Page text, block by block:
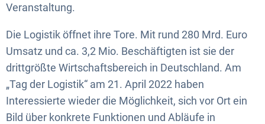
Veranstaltung.
Die Logistik öffnet ihre Tore. Mit rund 280 Mrd. Euro
Umsatz und ca. 3,2 Mio. Beschäftigten ist sie der
drittgrößte Wirtschaftsbereich in Deutschland. Am
„Tag der Logistik“ am 21. April 2022 haben
Interessierte wieder die Möglichkeit, sich vor Ort ein
Bild über konkrete Funktionen und Abläufe in